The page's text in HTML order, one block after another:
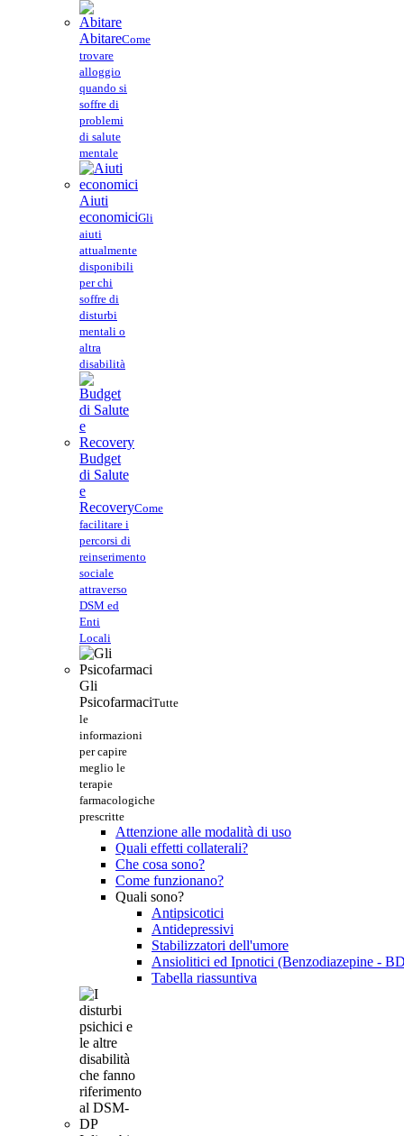
AbitareCome
trovare
alloggio
quando si
soffre di
problemi
di salute
mentale
Aiuti
economiciGli
aiuti
attualmente
disponibili
per chi
soffre di
disturbi
mentali o
altra
disabilità
Budget
di Salute
e
RecoveryCome
facilitare i
percorsi di
reinserimento
sociale
attraverso
DSM ed
Enti
Locali
Gli
PsicofarmaciTutte
le
informazioni
per capire
meglio le
terapie
farmacologiche
prescritte
Attenzione alle modalità di uso
Quali effetti collaterali?
Che cosa sono?
Come funzionano?
Quali sono?
Antipsicotici
Antidepressivi
Stabilizzatori dell'umore
Ansiolitici ed Ipnotici (Benzodiazepine -
Tabella riassuntiva